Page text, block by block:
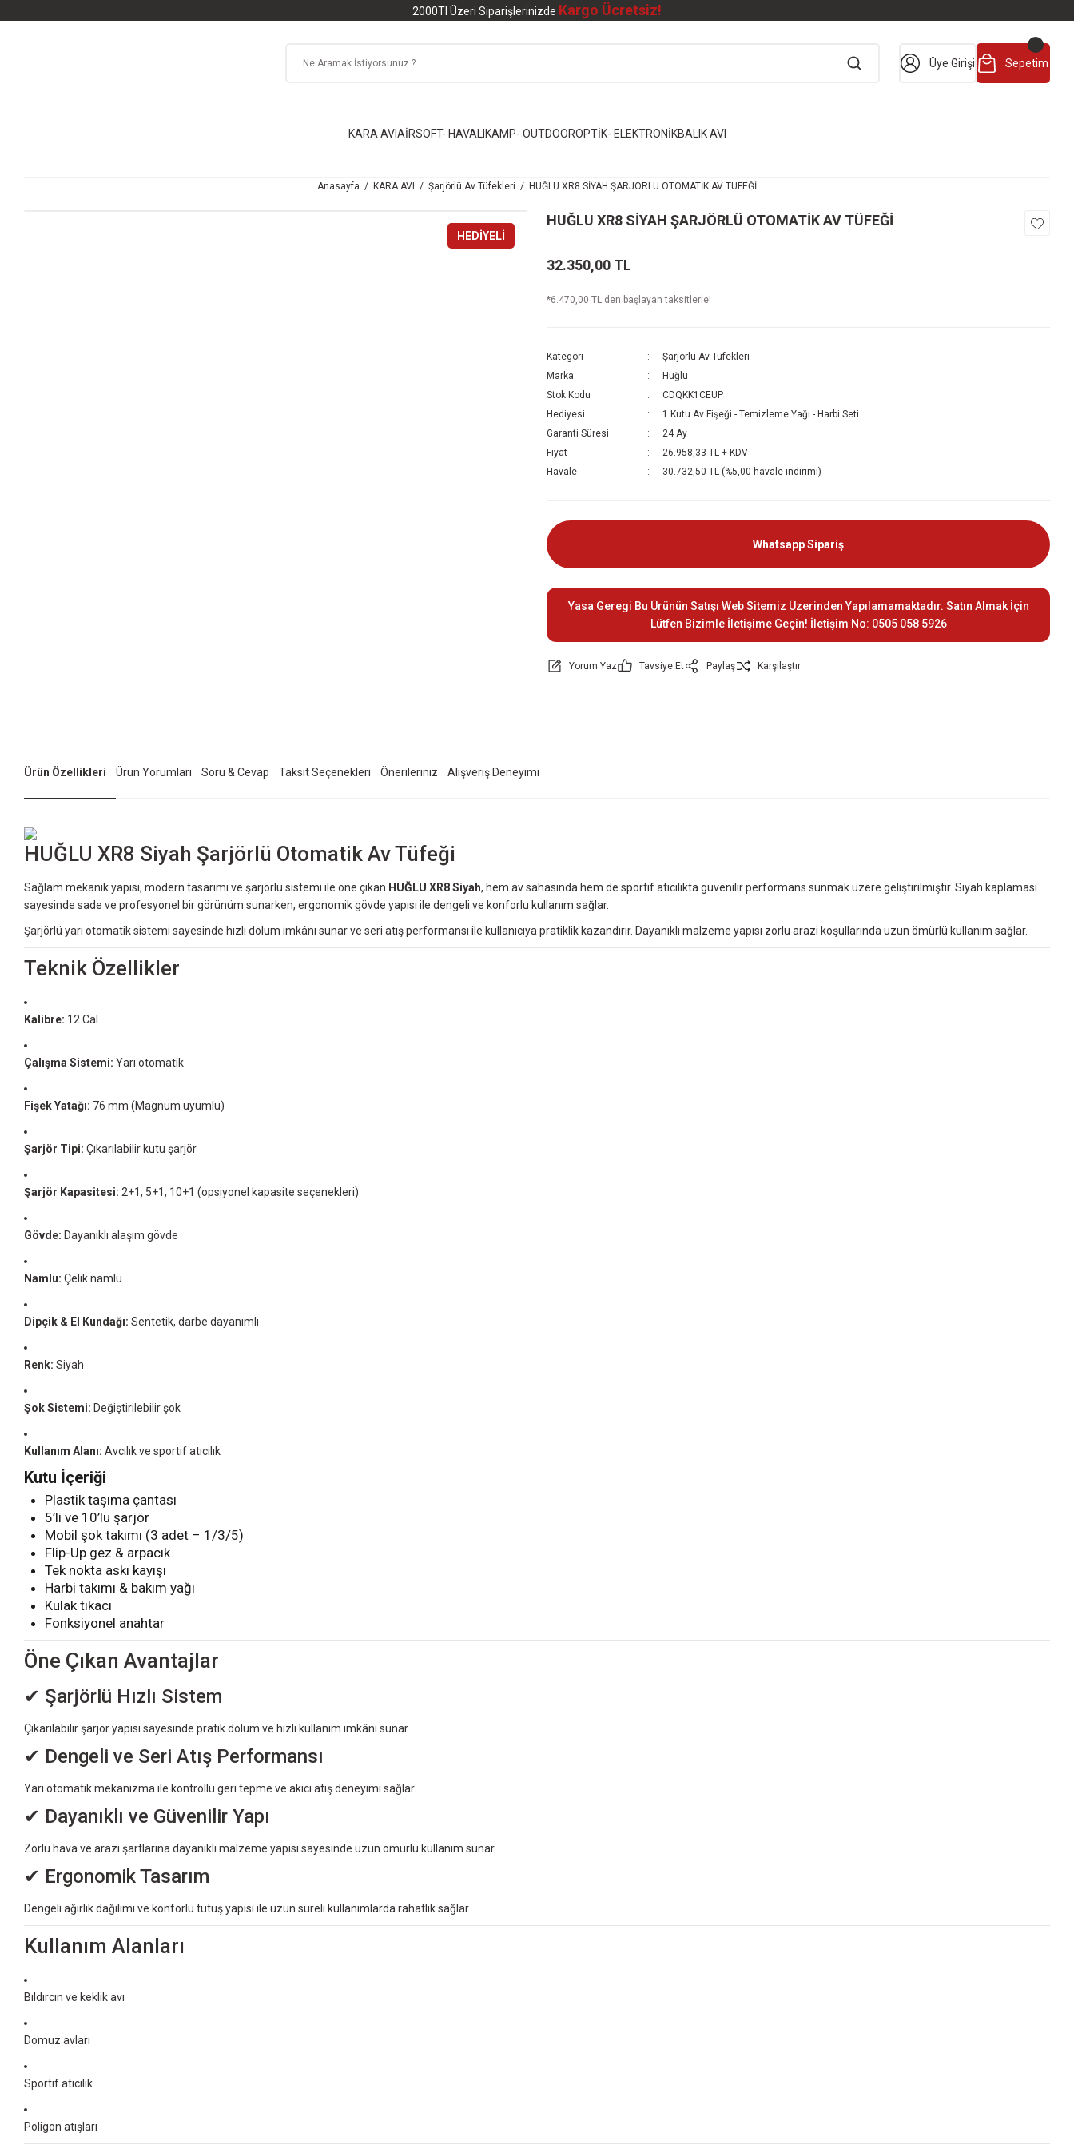
2000Tl Üzeri Siparişlerinizde Kargo Ücretsiz!
Üye Girişi Sepetim
KARA AVIAİRSOFT- HAVALI KAMP- OUTDOOROPTİK- ELEKTRONİKBALIK AVI
Anasayfa KARA AVI Şarjörlü Av Tüfekleri HUĞLU XR8 SİYAH ŞARJÖRLÜ OTOMATİK AV TÜFEĞİ
HEDİYELİ
HUĞLU XR8 SİYAH ŞARJÖRLÜ OTOMATİK AV TÜFEĞİ
32.350,00 TL
*6.470,00 TL den başlayan taksitlerle!
Kategori
Şarjörlü Av Tüfekleri
Marka
Huğlu
Stok Kodu
CDQKK1CEUP
Hediyesi
1 Kutu Av Fişeği - Temizleme Yağı - Harbi Seti
Garanti Süresi
24 Ay
Fiyat
26.958,33 TL + KDV
Havale
30.732,50 TL (%5,00 havale indirimi)
Whatsapp Sipariş
Yasa Geregi Bu Ürünün Satışı Web Sitemiz Üzerinden Yapılamamaktadır. Satın Almak İçin
Lütfen Bizimle İletişime Geçin! İletişim No: 0505 058 5926
Yorum Yaz Tavsiye Et Paylaş Karşılaştır
Ürün Özellikleri Ürün Yorumları Soru & Cevap Taksit Seçenekleri Önerileriniz Alışveriş Deneyimi
HUĞLU XR8 Siyah Şarjörlü Otomatik Av Tüfeği
Sağlam mekanik yapısı, modern tasarımı ve şarjörlü sistemi ile öne çıkan HUĞLU XR8 Siyah, hem av sahasında hem de sportif atıcılıkta güvenilir performans sunmak üzere geliştirilmiştir. Siyah kaplaması
sayesinde sade ve profesyonel bir görünüm sunarken, ergonomik gövde yapısı ile dengeli ve konforlu kullanım sağlar.
Şarjörlü yarı otomatik sistemi sayesinde hızlı dolum imkânı sunar ve seri atış performansı ile kullanıcıya pratiklik kazandırır. Dayanıklı malzeme yapısı zorlu arazi koşullarında uzun ömürlü kullanım sağlar.
Teknik Özellikler
Kalibre: 12 Cal
Çalışma Sistemi: Yarı otomatik
Fişek Yatağı: 76 mm (Magnum uyumlu)
Şarjör Tipi: Çıkarılabilir kutu şarjör
Şarjör Kapasitesi: 2+1, 5+1, 10+1 (opsiyonel kapasite seçenekleri)
Gövde: Dayanıklı alaşım gövde
Namlu: Çelik namlu
Dipçik & El Kundağı: Sentetik, darbe dayanımlı
Renk: Siyah
Şok Sistemi: Değiştirilebilir şok
Kullanım Alanı: Avcılık ve sportif atıcılık
Kutu İçeriği
Plastik taşıma çantası
5’li ve 10’lu şarjör
Mobil şok takımı (3 adet – 1/3/5)
Flip-Up gez & arpacık
Tek nokta askı kayışı
Harbi takımı & bakım yağı
Kulak tıkacı
Fonksiyonel anahtar
Öne Çıkan Avantajlar
✔ Şarjörlü Hızlı Sistem
Çıkarılabilir şarjör yapısı sayesinde pratik dolum ve hızlı kullanım imkânı sunar.
✔ Dengeli ve Seri Atış Performansı
Yarı otomatik mekanizma ile kontrollü geri tepme ve akıcı atış deneyimi sağlar.
✔ Dayanıklı ve Güvenilir Yapı
Zorlu hava ve arazi şartlarına dayanıklı malzeme yapısı sayesinde uzun ömürlü kullanım sunar.
✔ Ergonomik Tasarım
Dengeli ağırlık dağılımı ve konforlu tutuş yapısı ile uzun süreli kullanımlarda rahatlık sağlar.
Kullanım Alanları
Bıldırcın ve keklik avı
Domuz avları
Sportif atıcılık
Poligon atışları